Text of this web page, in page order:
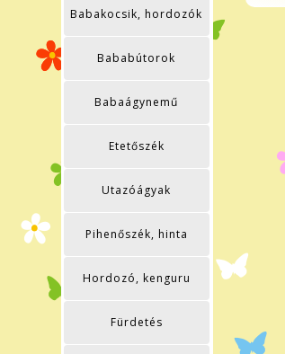
Babakocsik, hordozók
Bababútorok
Babaágynemű
Etetőszék
Utazóágyak
Pihenőszék, hinta
Hordozó, kenguru
Fürdetés